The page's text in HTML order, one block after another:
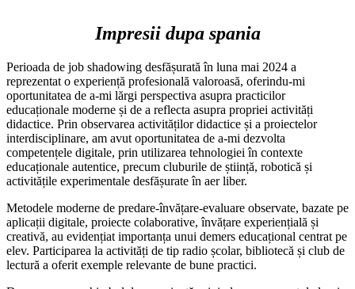
Impresii dupa spania
Perioada de job shadowing desfășurată în luna mai 2024 a
reprezentat o experiență profesională valoroasă, oferindu-mi
oportunitatea de a-mi lărgi perspectiva asupra practicilor
educaționale moderne și de a reflecta asupra propriei activități
didactice. Prin observarea activităților didactice și a proiectelor
interdisciplinare, am avut oportunitatea de a-mi dezvolta
competențele digitale, prin utilizarea tehnologiei în contexte
educaționale autentice, precum cluburile de știință, robotică și
activitățile experimentale desfășurate în aer liber.
Metodele moderne de predare-învățare-evaluare observate, bazate pe
aplicații digitale, proiecte colaborative, învățare experiențială și
creativă, au evidențiat importanța unui demers educațional centrat pe
elev. Participarea la activități de tip radio școlar, bibliotecă și club de
lectură a oferit exemple relevante de bune practici.